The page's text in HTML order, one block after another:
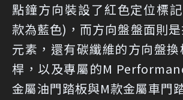
點鐘方向裝設了紅色定位標
款為藍色)，而方向盤盤面則
元素，還有碳纖維的方向盤
桿，以及專屬的M
金屬油門踏板與M款金屬車門